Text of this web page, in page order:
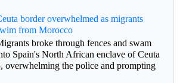
border overwhelmed as migrants
from Morocco
broke through fences and swam
Spain's North African enclave of Ceuta
overwhelming the police and prompting